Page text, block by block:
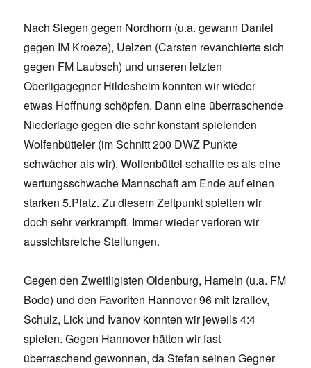
Nach Siegen gegen Nordhorn (u.a. gewann Daniel
gegen IM Kroeze), Uelzen (Carsten revanchierte sich
gegen FM Laubsch) und unseren letzten
Oberligagegner Hildesheim konnten wir wieder
etwas Hoffnung schöpfen. Dann eine überraschende
Niederlage gegen die sehr konstant spielenden
Wolfenbütteler (im Schnitt 200 DWZ Punkte
schwächer als wir). Wolfenbüttel schaffte es als eine
wertungsschwache Mannschaft am Ende auf einen
starken 5.Platz. Zu diesem Zeitpunkt spielten wir
doch sehr verkrampft. Immer wieder verloren wir
aussichtsreiche Stellungen.
Gegen den Zweitligisten Oldenburg, Hameln (u.a. FM
Bode) und den Favoriten Hannover 96 mit Izrailev,
Schulz, Lick und Ivanov konnten wir jeweils 4:4
spielen. Gegen Hannover hätten wir fast
überraschend gewonnen, da Stefan seinen Gegner